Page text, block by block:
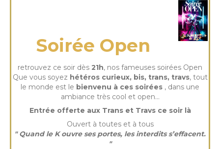
Soirée Open
retrouvez ce soir dès 21h, nos fameuses soirées Open
Que vous soyez hétéros curieux, bis, trans, travs, tout
le monde est le bienvenu à ces soirées , dans une
ambiance très cool et open…
Entrée offerte aux Trans et Travs ce soir là
Ouvert à toutes et à tous
" Quand le K ouvre ses portes, les interdits s’effacent.
"